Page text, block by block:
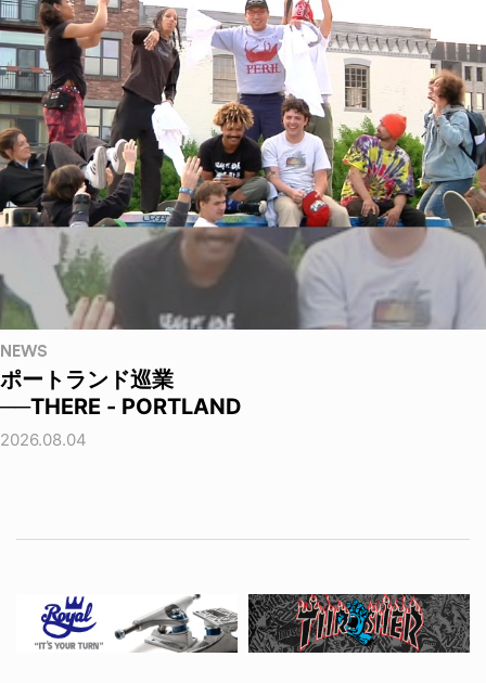
NEWS
ポートランド巡業
──THERE - PORTLAND
2026.08.04